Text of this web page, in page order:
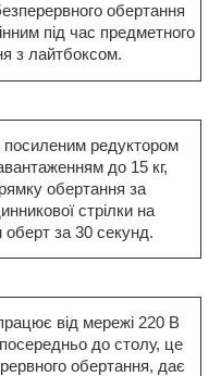
обертання
під час предметного
з лайтбоксом.
редуктором
до 15 кг,
обертання за
стрілки на
оберт за 30 секунд.
від мережі 220 В
до столу, це
обертання, дає